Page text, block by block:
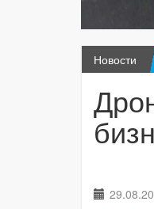
Новости